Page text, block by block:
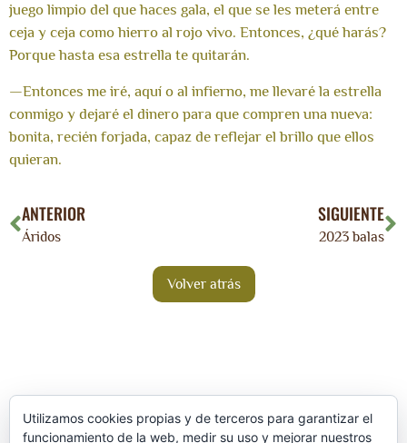
juego limpio del que haces gala, el que se les meterá entre
ceja y ceja como hierro al rojo vivo. Entonces, ¿qué harás?
Porque hasta esa estrella te quitarán.
—Entonces me iré, aquí o al infierno, me llevaré la estrella
conmigo y dejaré el dinero para que compren una nueva:
bonita, recién forjada, capaz de reflejar el brillo que ellos
quieran.
ANTERIOR
Áridos
SIGUIENTE
2023 balas
Utilizamos cookies propias y de terceros para garantizar el
funcionamiento de la web, medir su uso y mejorar nuestros